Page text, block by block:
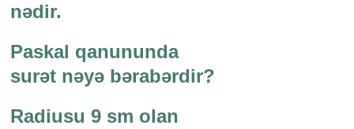
nədir.
Paskal qanununda
surət nəyə bərabərdir?
Radiusu 9 sm olan